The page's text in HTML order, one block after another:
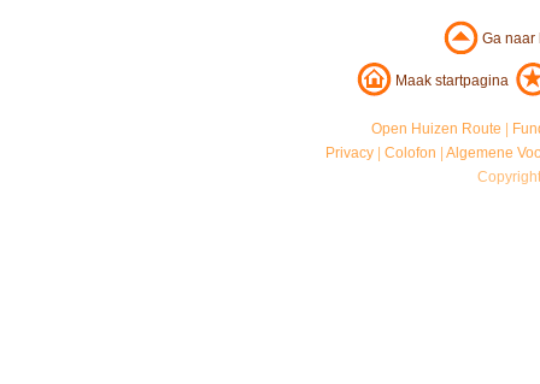
Ga
Maak startpagina
Open Huizen Route
Privacy |Colofon |Algemene